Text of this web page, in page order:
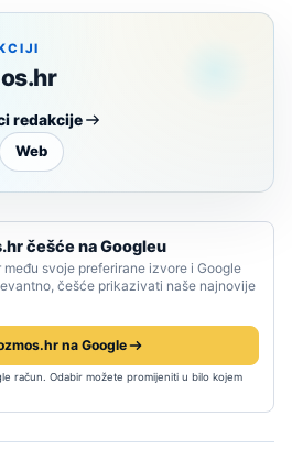
redakcije
Web
češće na Googleu
među svoje preferirane izvore i Google
češće prikazivati naše najnovije
na Google
račun. Odabir možete promijeniti u bilo kojem